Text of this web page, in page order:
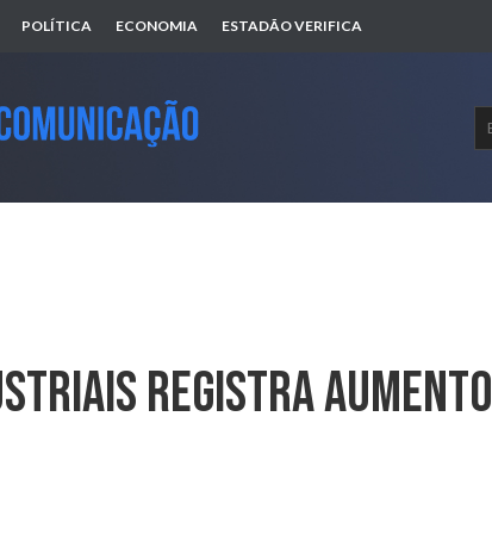
POLÍTICA ECONOMIA ESTADÃO VERIFICA
Registra Aumento